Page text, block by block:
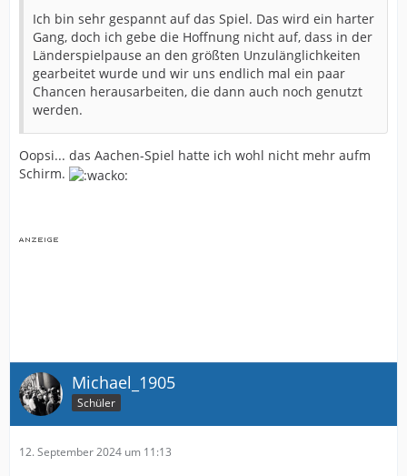
Ich bin sehr gespannt auf das Spiel. Das wird ein harter
Gang, doch ich gebe die Hoffnung nicht auf, dass in der
Länderspielpause an den größten Unzulänglichkeiten
gearbeitet wurde und wir uns endlich mal ein paar
Chancen herausarbeiten, die dann auch noch genutzt
werden.
Oopsi... das Aachen-Spiel hatte ich wohl nicht mehr aufm
Schirm.
Michael_1905
Schüler
12. September 2024 um 11:13